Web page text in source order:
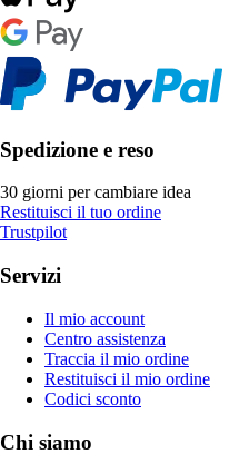
Spedizione e reso
30 giorni per cambiare idea
Restituisci il tuo ordine
Trustpilot
Servizi
Il mio account
Centro assistenza
Traccia il mio ordine
Restituisci il mio ordine
Codici sconto
Chi siamo